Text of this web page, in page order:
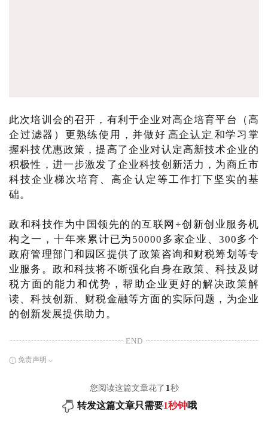
此次培训会的召开，有利于企业对高企培育平台（高
企过滤器）更熟练使用，并做好 高企认定 和学习掌
握科技优惠政策，提高了企业对认定高新技术企业的
积极性，进一步激发了企业科技创新活力，为商丘市
科技企业梯次培育、高企认定等工作打下坚实的基
础。
政和科技作为中国领先的的互联网+创新创业服务机
构之一，十年来累计已为50000多家企业、300多个
政府管理部门和园区提供了政策咨询和财税筹划等专
业服务。政和科技将不断强化自身在政策、科技及财
税方面的能力和优势，帮助企业更好的解决政策解
读、科技创新、财税金融等方面的实际问题，为企业
的创新发展提供助力。
END
免责声明
您阅读这篇文章花了 1秒
转发这篇文章只需要1秒钟哦